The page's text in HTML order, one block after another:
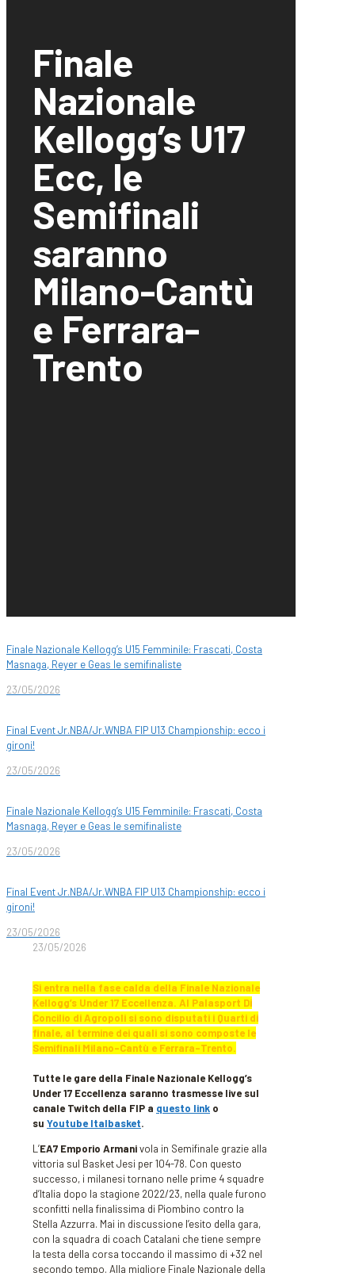
Finale
Nazionale
Kellogg’s U17
Ecc, le
Semifinali
saranno
Milano-Cantù
e Ferrara-
Trento
Finale Nazionale Kellogg’s U15 Femminile: Frascati, Costa
Masnaga, Reyer e Geas le semifinaliste
23/05/2026
Final Event Jr.NBA/Jr.WNBA FIP U13 Championship: ecco i
gironi!
23/05/2026
Finale Nazionale Kellogg’s U15 Femminile: Frascati, Costa
Masnaga, Reyer e Geas le semifinaliste
23/05/2026
Final Event Jr.NBA/Jr.WNBA FIP U13 Championship: ecco i
gironi!
23/05/2026
23/05/2026
Si entra nella fase calda della Finale Nazionale
Kellogg’s Under 17 Eccellenza. Al Palasport Di
Concilio di Agropoli si sono disputati i Quarti di
finale, al termine dei quali si sono composte le
Semifinali Milano-Cantù e Ferrara-Trento.
Tutte le gare della Finale Nazionale Kellogg’s
Under 17 Eccellenza saranno trasmesse live sul
canale Twitch della FIP a questo link o
su Youtube Italbasket.
L’EA7 Emporio Armanivola in Semifinale grazie alla
vittoria sul Basket Jesi per 104-78. Con questo
successo, i milanesi tornano nelle prime 4 squadre
d’Italia dopo la stagione 2022/23, nella quale furono
sconfitti nella finalissima di Piombino contro la
Stella Azzurra. Mai in discussione l’esito della gara,
con la squadra di coach Catalani che tiene sempre
la testa della corsa toccando il massimo di +32 nel
secondo tempo. Alla migliore Finale Nazionale della